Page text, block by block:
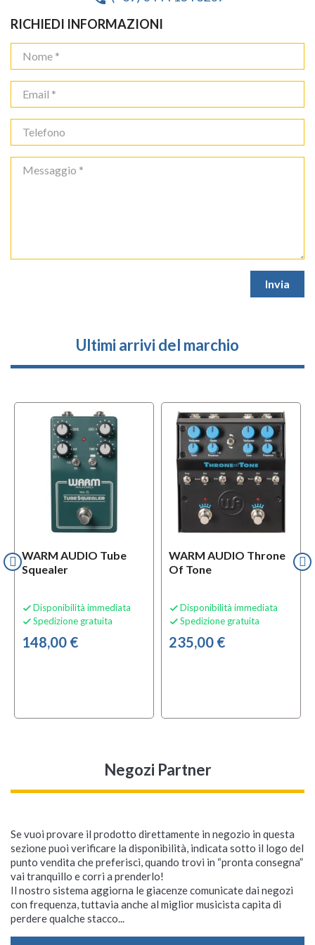
RICHIEDI INFORMAZIONI
Ultimi arrivi del marchio
WARM AUDIO Tube
Squealer
 Disponibilità immediata
 Spedizione gratuita
148,00 €
WARM AUDIO Throne
Of Tone
 Disponibilità immediata
 Spedizione gratuita
235,00 €
WARM AUDIO WA-
87JR SE Black
Disponibilità immediata
87JR Black
WARM AUDIO WA-
47JR SE Black
Disponibilità immediata
47JR SE Nickel
WARM AUDIO WA-
87JR SE Nickel
Disponibilità immediata
CX24
WARM AUDIO WA-FT
Fen-Tone
Disponibilità immediata
Fen-Tone Stereo Pair
WARM AUDIO WA-HRB
Disponibilità immediata
Negozi Partner
Se vuoi provare il prodotto direttamente in negozio in questa
sezione puoi verificare la disponibilità, indicata sotto il logo del
punto vendita che preferisci, quando trovi in “pronta consegna”
vai tranquillo e corri a prenderlo!
Il nostro sistema aggiorna le giacenze comunicate dai negozi
con frequenza, tuttavia anche al miglior musicista capita di
perdere qualche stacco...